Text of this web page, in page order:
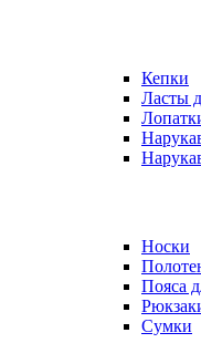
Кепки
Ласты
Носки
Пояса
Сумки